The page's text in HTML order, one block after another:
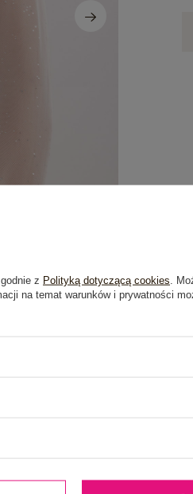
z Polityką dotyczącą cookies .
na temat warunków i prywatności